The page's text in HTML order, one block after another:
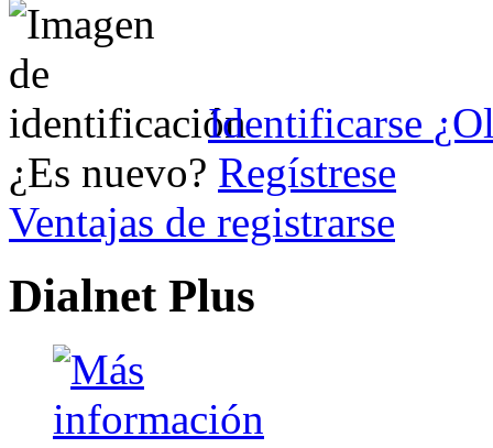
Identificarse
¿Es nuevo? Regístrese
Ventajas de registrarse
Dialnet Plus